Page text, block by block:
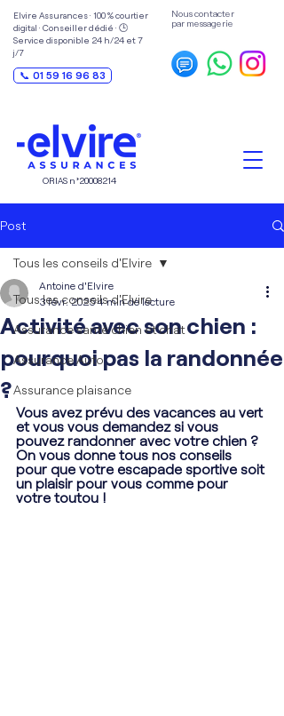
ORIAS n°20008214
Elvire Assurances · 100 % courtier
digital · Conseiller dédié · 🕒
Service disponible 24 h/24 et 7
j/7
📞 01 59 16 96 83
Nous contacter
par messagerie
Post
Tous les conseils d'Elvire
Assurance santé chien et chat
Assurance Auto
Assurance plaisance
Tous les conseils d'Elvire
Activité avec son chien :
pourquoi pas la randonnée
?
Antoine d'Elvire
3 févr. 20254 min de lecture
Vous avez prévu des vacances au vert
et vous vous demandez si vous
pouvez randonner avec votre chien ?
On vous donne tous nos conseils
pour que votre escapade sportive soit
un plaisir pour vous comme pour
votre toutou !